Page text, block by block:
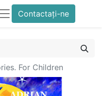
Contactați-ne
For Children